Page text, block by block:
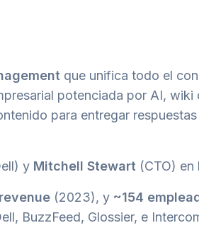
que unifica todo el
potenciada por AI,
para entregar
y Mitchell Stewart (CTO) en
(2023), y ~154
BuzzFeed, Glossier, e